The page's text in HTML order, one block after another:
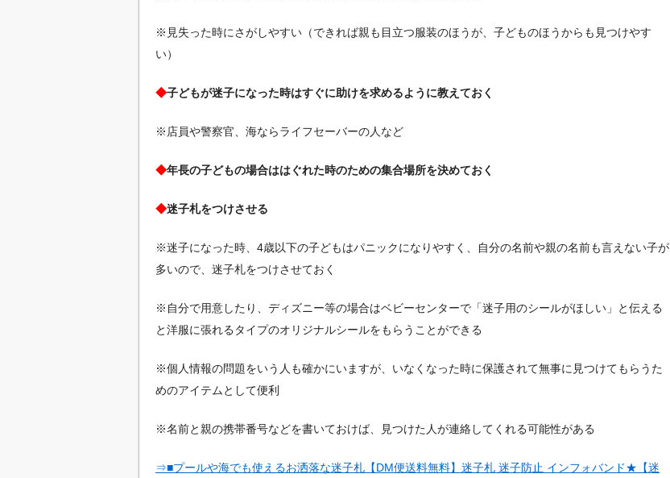
※見失った時にさがしやすい（できれば親も目立つ服装のほうが、子どものほうからも見つけやす
い）
◆子どもが迷子になった時はすぐに助けを求めるように教えておく
※店員や警察官、海ならライフセーバーの人など
◆年長の子どもの場合ははぐれた時のための集合場所を決めておく
◆迷子札をつけさせる
※迷子になった時、4歳以下の子どもはパニックになりやすく、自分の名前や親の名前も言えない子が
多いので、迷子札をつけさせておく
※自分で用意したり、ディズニー等の場合はベビーセンターで「迷子用のシールがほしい」と伝える
と洋服に張れるタイプのオリジナルシールをもらうことができる
※個人情報の問題をいう人も確かにいますが、いなくなった時に保護されて無事に見つけてもらうた
めのアイテムとして便利
※名前と親の携帯番号などを書いておけば、見つけた人が連絡してくれる可能性がある
⇒■プールや海でも使えるお洒落な迷子札【DM便送料無料】迷子札 迷子防止 インフォバンド★【迷